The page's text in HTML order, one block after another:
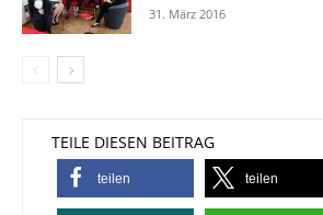
31. März 2016
TEILE DIESEN BEITRAG
teilen teilen